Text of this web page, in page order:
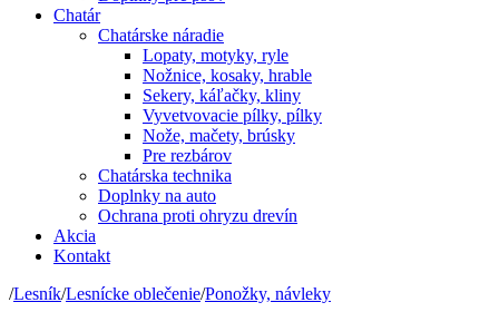
Chatár
Chatárske náradie
Lopaty, motyky, ryle
Nožnice, kosaky, hrable
Sekery, káľačky, kliny
Vyvetvovacie pílky, pílky
Nože, mačety, brúsky
Pre rezbárov
Chatárska technika
Doplnky na auto
Ochrana proti ohryzu drevín
Akcia
Kontakt
/Lesník/Lesnícke oblečenie/Ponožky, návleky